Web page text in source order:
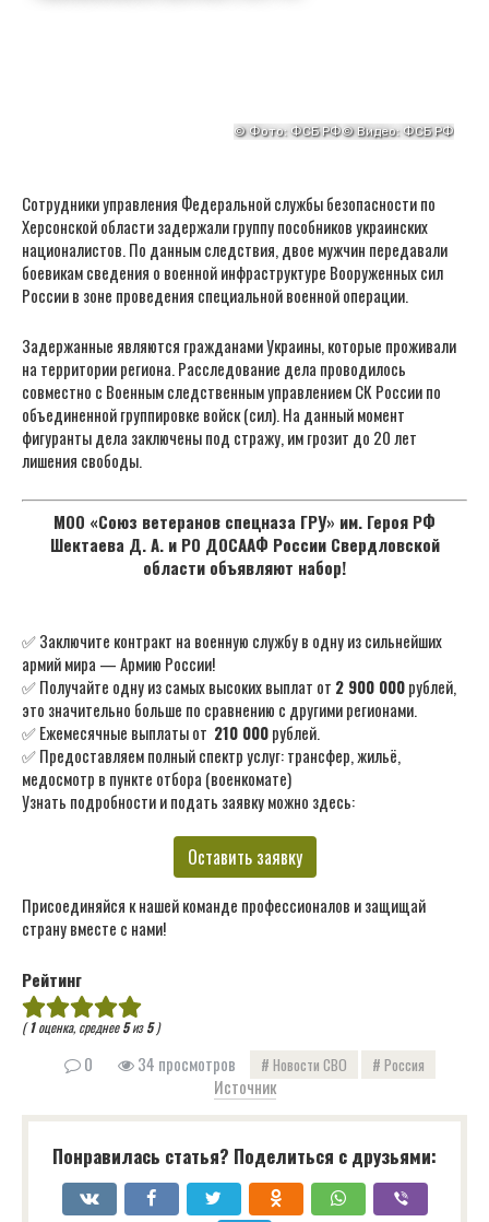
Сотрудники управления Федеральной службы безопасности по
Херсонской области задержали группу пособников украинских
националистов. По данным следствия, двое мужчин передавали
боевикам сведения о военной инфраструктуре Вооруженных сил
России в зоне проведения специальной военной операции.
Задержанные являются гражданами Украины, которые проживали
на территории региона. Расследование дела проводилось
совместно с Военным следственным управлением СК России по
объединенной группировке войск (сил). На данный момент
фигуранты дела заключены под стражу, им грозит до 20 лет
лишения свободы.
МОО «Союз ветеранов спецназа ГРУ» им. Героя РФ
Шектаева Д. А. и РО ДОСААФ России Свердловской
области объявляют набор!
✅ Заключите контракт на военную службу в одну из сильнейших
армий мира — Армию России!
✅ Получайте одну из самых высоких выплат от 2 900 000рублей,
это значительно больше по сравнению с другими регионами.
✅ Ежемесячные выплаты от 210 000рублей.
✅ Предоставляем полный спектр услуг: трансфер, жильё,
медосмотр в пункте отбора (военкомате)
Узнать подробности и подать заявку можно здесь:
Оставить заявку
Присоединяйся к нашей команде профессионалов и защищай
страну вместе с нами!
Рейтинг
(1оценка, среднее5из5)
0 34 просмотров Новости СВО Россия
Источник
Понравилась статья? Поделиться с друзьями: